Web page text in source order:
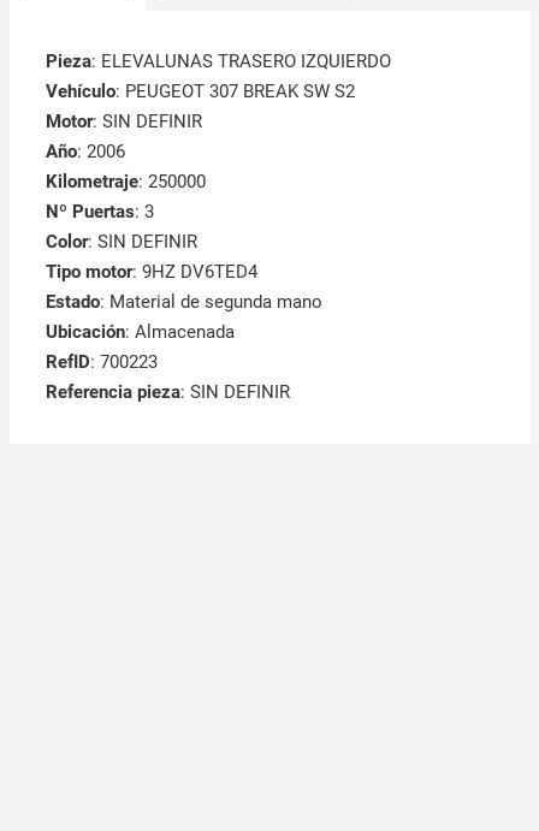
Pieza: ELEVALUNAS TRASERO IZQUIERDO
Vehículo: PEUGEOT 307 BREAK SW S2
Motor: SIN DEFINIR
Año: 2006
Kilometraje: 250000
Nº Puertas: 3
Color: SIN DEFINIR
Tipo motor: 9HZ DV6TED4
Estado: Material de segunda mano
Ubicación: Almacenada
RefID: 700223
Referencia pieza: SIN DEFINIR